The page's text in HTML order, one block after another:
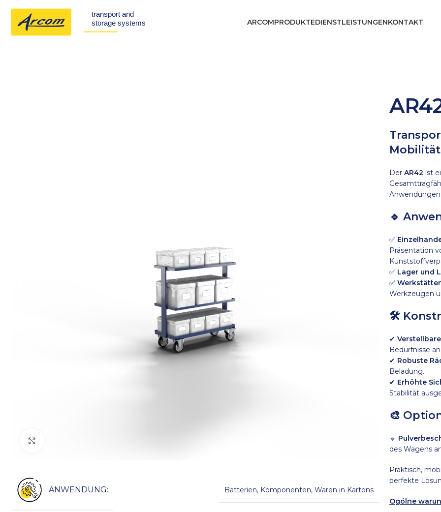
ARCOMPRODUKTEDIENSTLEISTUNGENKONTAKT
ANWENDUNG: Batterien, Komponenten,Waren in Kartons
DerAR42 ist
Anwendungen.
🔹
✅
Präsentation
✅ Lager und
✅
Werkzeugen
🛠
✔
Bedürfnisse an.
✔ Robuste
Beladung.
✔ Erhöhte
Stabilität
🎨
🔹
des Wagens
Praktisch,
perfekte
Ogólne